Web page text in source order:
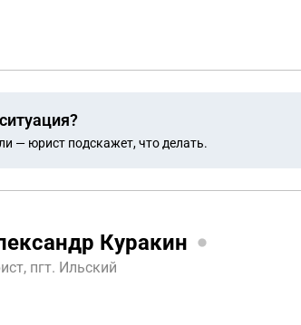
— юрист подскажет, что делать.
Куракин
пгт. Ильский